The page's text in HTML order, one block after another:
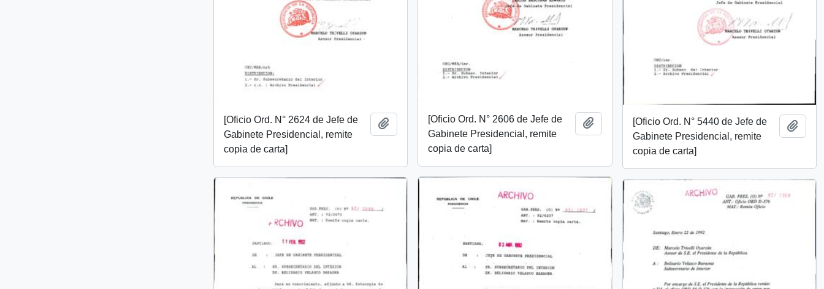
[Oficio Ord. N° 2624 de Jefe de
Gabinete Presidencial, remite
copia de carta]
Añadir al portapapeles
[Oficio Ord. N° 2606 de Jefe de
Gabinete Presidencial, remite
copia de carta]
Añadir al portapapeles
[Oficio Ord. N° 5440 de Jefe de
Gabinete Presidencial, remite
copia de carta]